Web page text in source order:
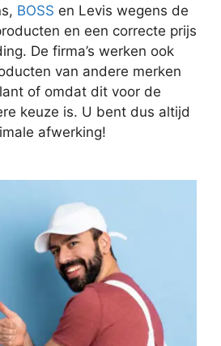
BOSS en Levis wegens de
en een correcte prijs
De firma’s werken ook
van andere merken
of omdat dit voor de
keuze is. U bent dus altijd
afwerking!